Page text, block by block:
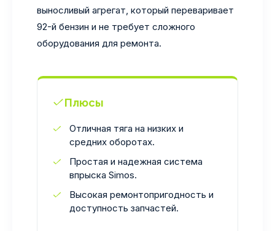
выносливый агрегат, который переваривает
92-й бензин и не требует сложного
оборудования для ремонта.
Плюсы
Отличная тяга на низких и
средних оборотах.
Простая и надежная система
впрыска Simos.
Высокая ремонтопригодность и
доступность запчастей.